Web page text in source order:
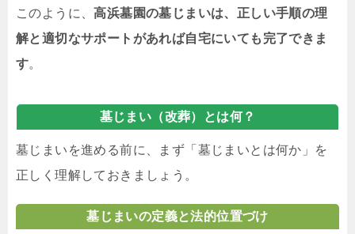
このように、高浜墓園の墓じまいは、正しい手順の理
解と適切なサポートがあれば自宅にいても完了できま
す。
墓じまい（改葬）とは何？
墓じまいを進める前に、まず「墓じまいとは何か」を
正しく理解しておきましょう。
墓じまいの定義と法的位置づけ